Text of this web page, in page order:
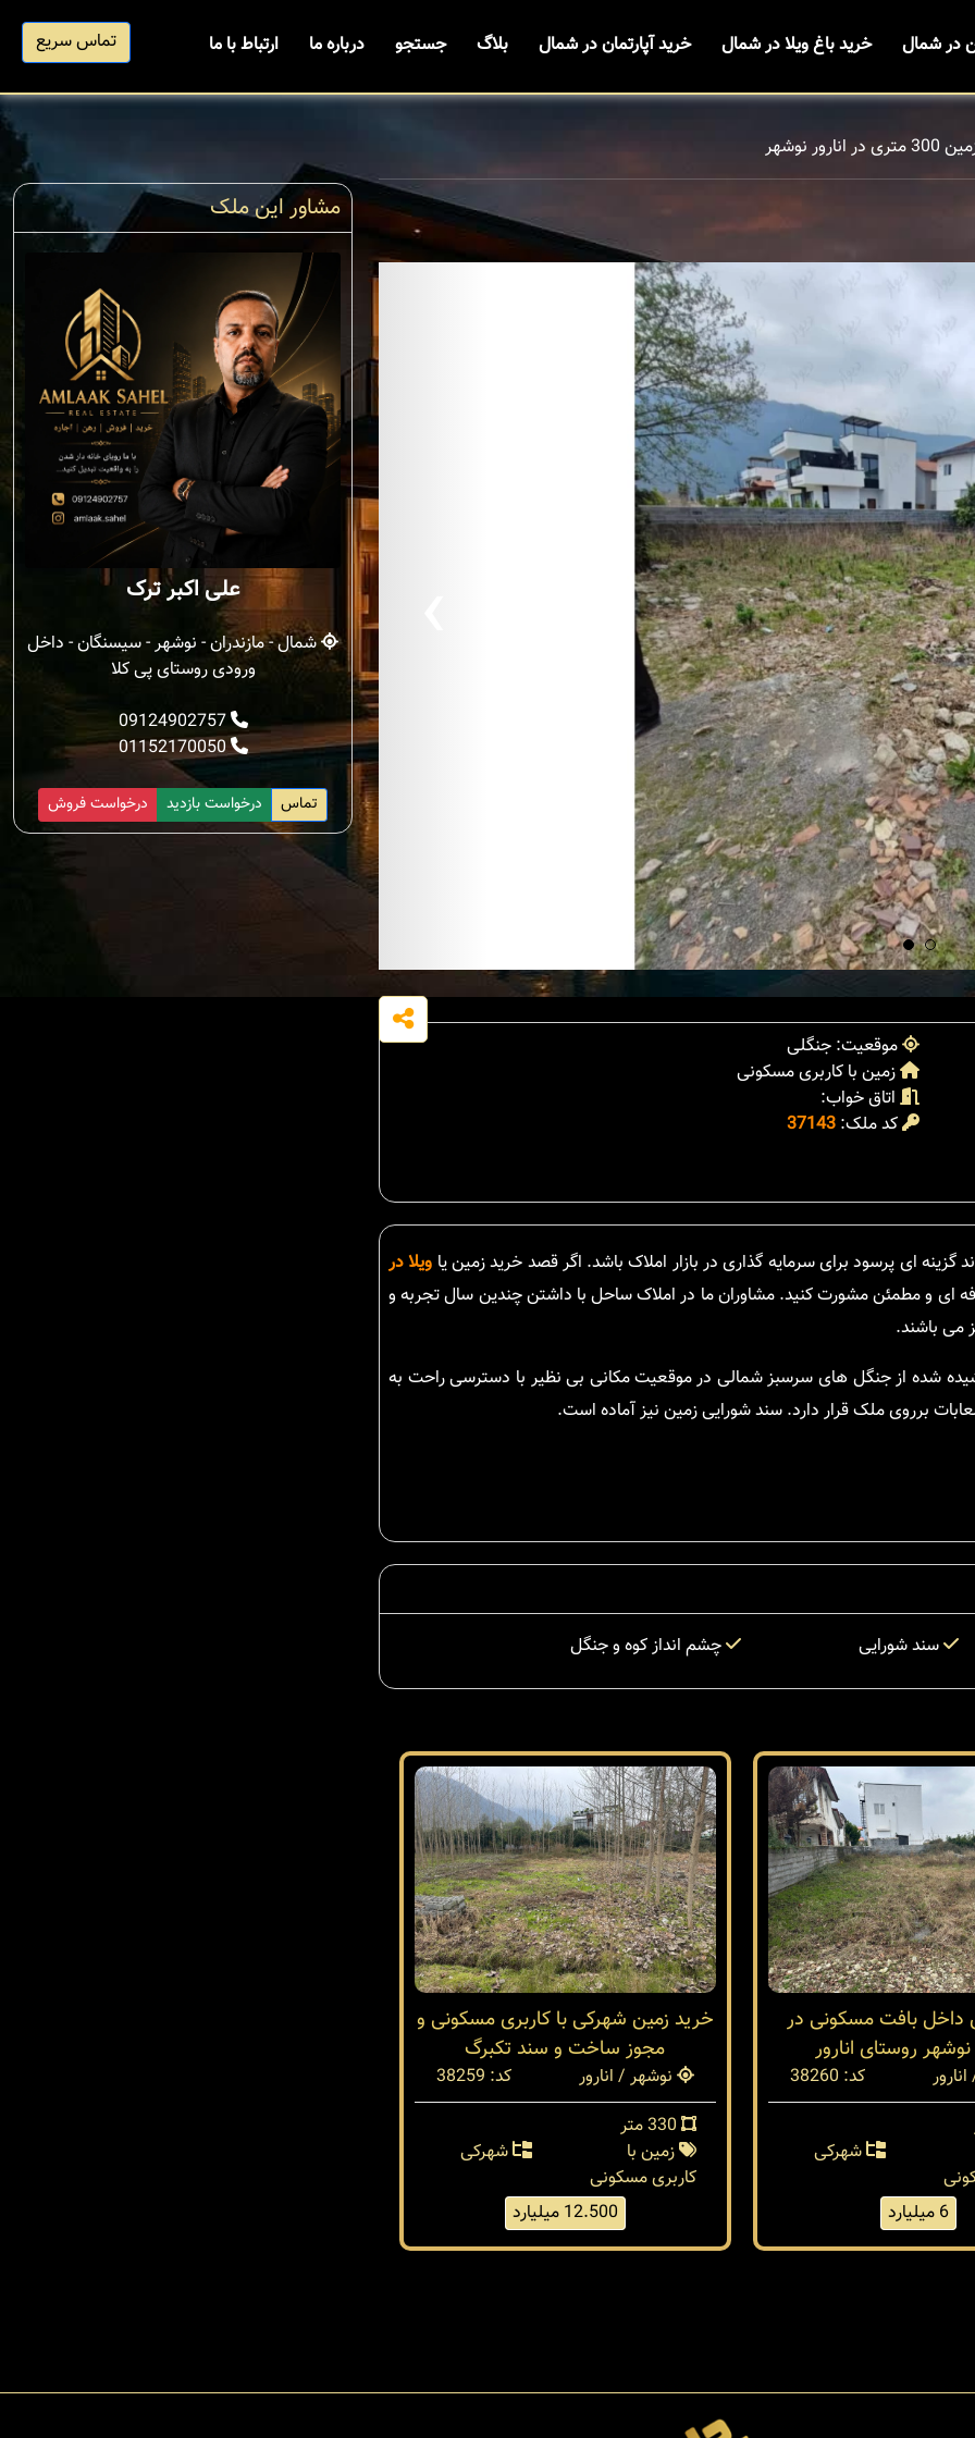
در شمال خرید باغ ویلا در شمال خرید آپارتمان در شمال بلاگ جستجو درباره ما ارتباط با ما تماس سریع
نوشهر
موقعیت: جنگلی
زمین با کاربری مسکونی
اتاق خواب:
کد ملک: 37143
ای پرسود برای سرمایه گذاری در بازار املاک باشد. اگر قصد خرید زمین یا ویلا در
ای و مطمئن مشورت کنید. مشاوران ما در املاک ساحل با داشتن چندین سال تجربه و
می باشند.
پوشیده شده از جنگل های سرسبز شمالی در موقعیت مکانی بی نظیر با دسترسی راحت به
برروی ملک قرار دارد. سند شورایی زمین نیز آماده است.
سند شورایی چشم انداز کوه و جنگل
داخل بافت مسکونی در
روستای انارور
کد: 38260
شهرکی
6 میلیارد
خرید زمین شهرکی با کاربری مسکونی و
مجوز ساخت و سند تکبرگ
نوشهر / انارور
کد: 38259
زمین با
کاربری مسکونی
شهرکی
12.500 میلیارد
مشاور این ملک
علی اکبر ترک
شمال - مازندران - نوشهر - سیسنگان - داخل
ورودی روستای پی کلا
09124902757
01152170050
درخواست فروش درخواست بازدید تماس